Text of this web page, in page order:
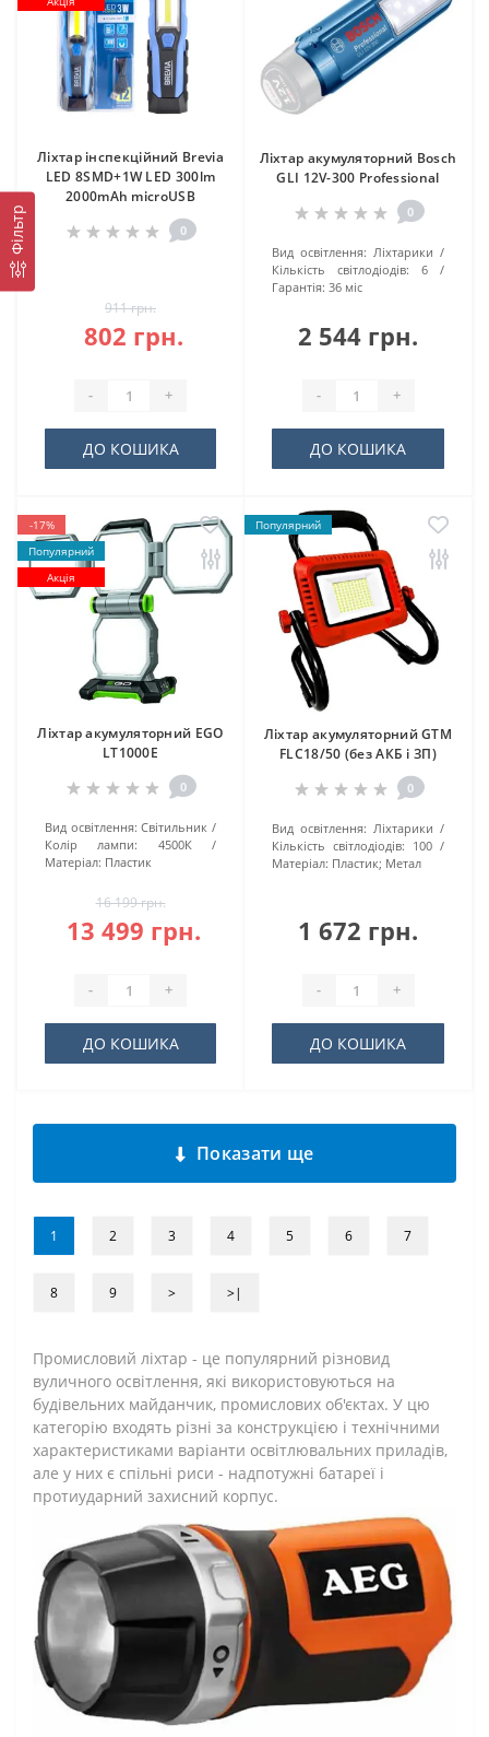
Фільтр
Ліхтар інспекційний Brevia
LED 8SMD+1W LED 300lm
2000mAh microUSB
0
911 грн.
802 грн.
- +
ДО КОШИКА
Ліхтар акумуляторний Bosch
GLI 12V-300 Professional
0
Вид освітлення: Ліхтарики
Кількість світлодіодів:
6
Гарантія: 36 міс
2 544 грн.
- +
ДО КОШИКА
-17%
Популярний
Акція
Ліхтар акумуляторний EGO
LT1000E
0
Вид освітлення: Світильник
Колір лампи:
4500К
Матеріал: Пластик
16 199 грн.
13 499 грн.
- +
ДО КОШИКА
Популярний
Ліхтар акумуляторний GTM
FLC18/50 (без АКБ і ЗП)
0
Вид освітлення: Ліхтарики
Кількість світлодіодів: 100
Матеріал: Пластик; Метал
1 672 грн.
- +
ДО КОШИКА
Показати ще
1 2 3 4 5 6 7
8 9 > >|
Промисловий ліхтар - це популярний різновид
вуличного освітлення, які використовуються на
будівельних майданчик, промислових об'єктах. У цю
категорію входять різні за конструкцією і технічними
характеристиками варіанти освітлювальних приладів,
але у них є спільні риси - надпотужні батареї і
протиударний захисний корпус.